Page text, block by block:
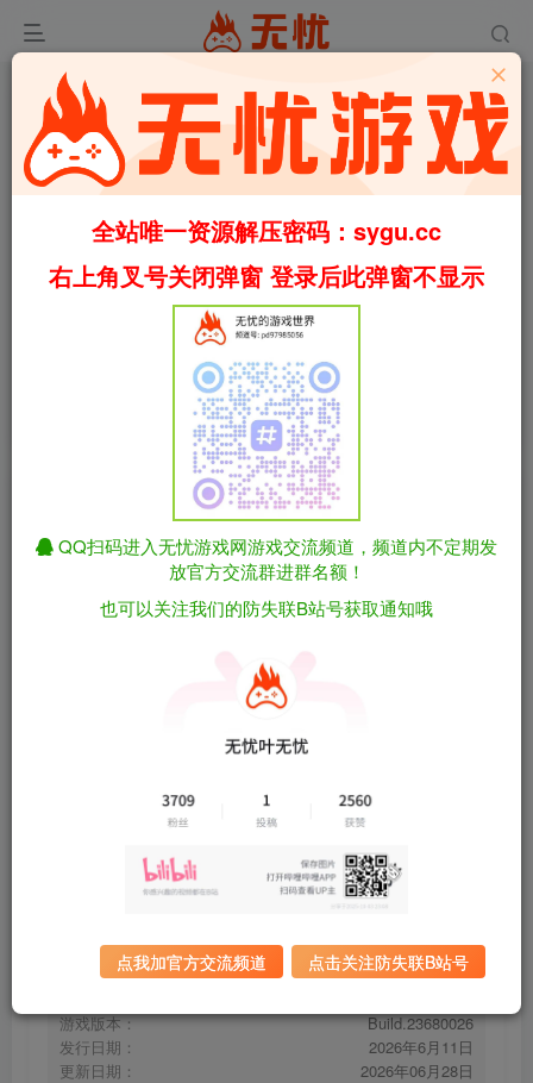
00:00/00:59 speed
末日快车/Apocalypse Express
Build.23680026（官中）
免费资源
末日快车/Apocalypse Express
有问题看网站顶部解压运
迅雷下载
全站统一解压密码：
百度下载 UC下载
游戏大小：
116MB
游戏版本：
Build.23680026
发行日期：
2026年6月11日
更新日期：
2026年06月28日
全站唯一资源解压密码：sygu.cc
右上角叉号关闭弹窗 登录后此弹窗不显示
QQ扫码进入无忧游戏网游戏交流频道，频道内不定期发
放官方交流群进群名额！
也可以关注我们的防失联B站号获取通知哦
点我加官方交流频道 点击关注防失联B站号